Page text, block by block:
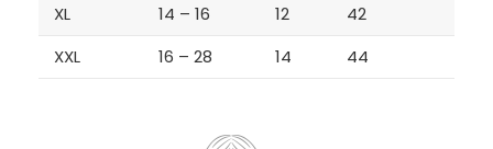
XL
14 – 16 12
42
XXL
16 – 28 14 44